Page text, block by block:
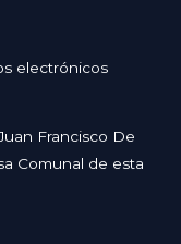
electrónicos
Francisco De
Comunal de esta